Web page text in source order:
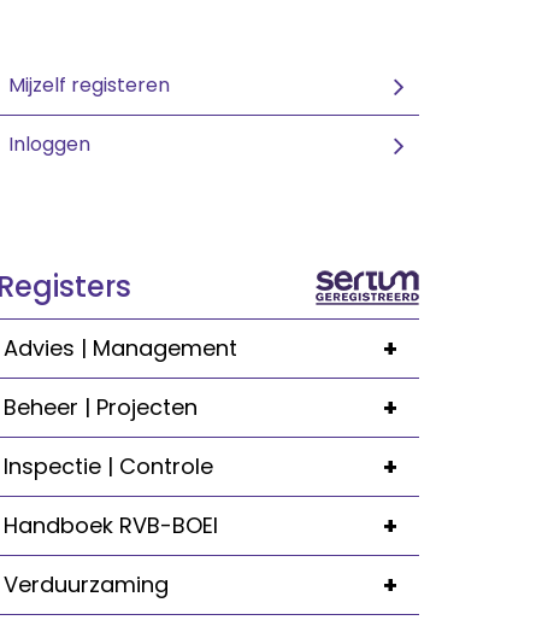
Mijzelf registeren
Inloggen
Registers
+
Advies | Management
+
Beheer | Projecten
+
Inspectie | Controle
+
Handboek RVB-BOEI
+
Verduurzaming